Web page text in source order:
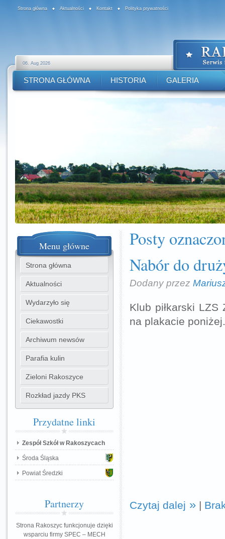
Strona główna Aktualności Kontakt Polityka prywatności
06. Aug 2026
STRONA GŁÓWNA HISTORIA GALERIA
Posty
Nabór do
Dodany przez
Klub piłkarski LZS
na plakacie poniżej.
Czytaj dalej |
Menu główne
Strona główna
Aktualności
Wydarzyło się
Ciekawostki
Archiwum newsów
Parafia kulin
Zieloni Rakoszyce
Rozkład jazdy PKS
Przydatnelinki
Zespół Szkół w Rakoszycach
Środa Śląska
Powiat Średzki
Partnerzy
Strona Rakoszyc funkcjonuje dzięki
wsparciu firmy SPEC – MECH